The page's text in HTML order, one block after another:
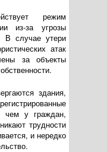
режим
из-заугрозы
В случае утери
атак
за объекты
здания,
чем у граждан,
трудности
и нередко